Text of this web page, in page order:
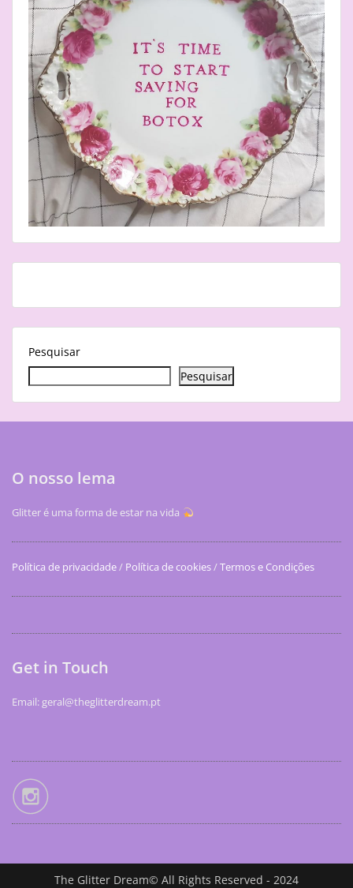
Pesquisar
Pesquisar
O nosso lema
Glitter é uma forma de estar na vida
Política de privacidade/ Política de cookies/Termos e Condições
Get in Touch
Email: geral@theglitterdream.pt
The Glitter Dream© All Rights Reserved - 2024